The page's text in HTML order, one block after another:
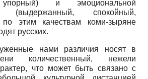
упорный) и эмоциональной
(выдержанный, спокойный,
этим качествам коми-зыряне
русских.
нами различия носят в
количественный, нежели
что может быть связано с